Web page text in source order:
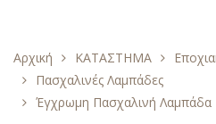
Αρχική ΚΑΤΑΣΤΗΜΑ
Πασχαλινές Λαμπάδες
Έγχρωμη Πασχαλινή